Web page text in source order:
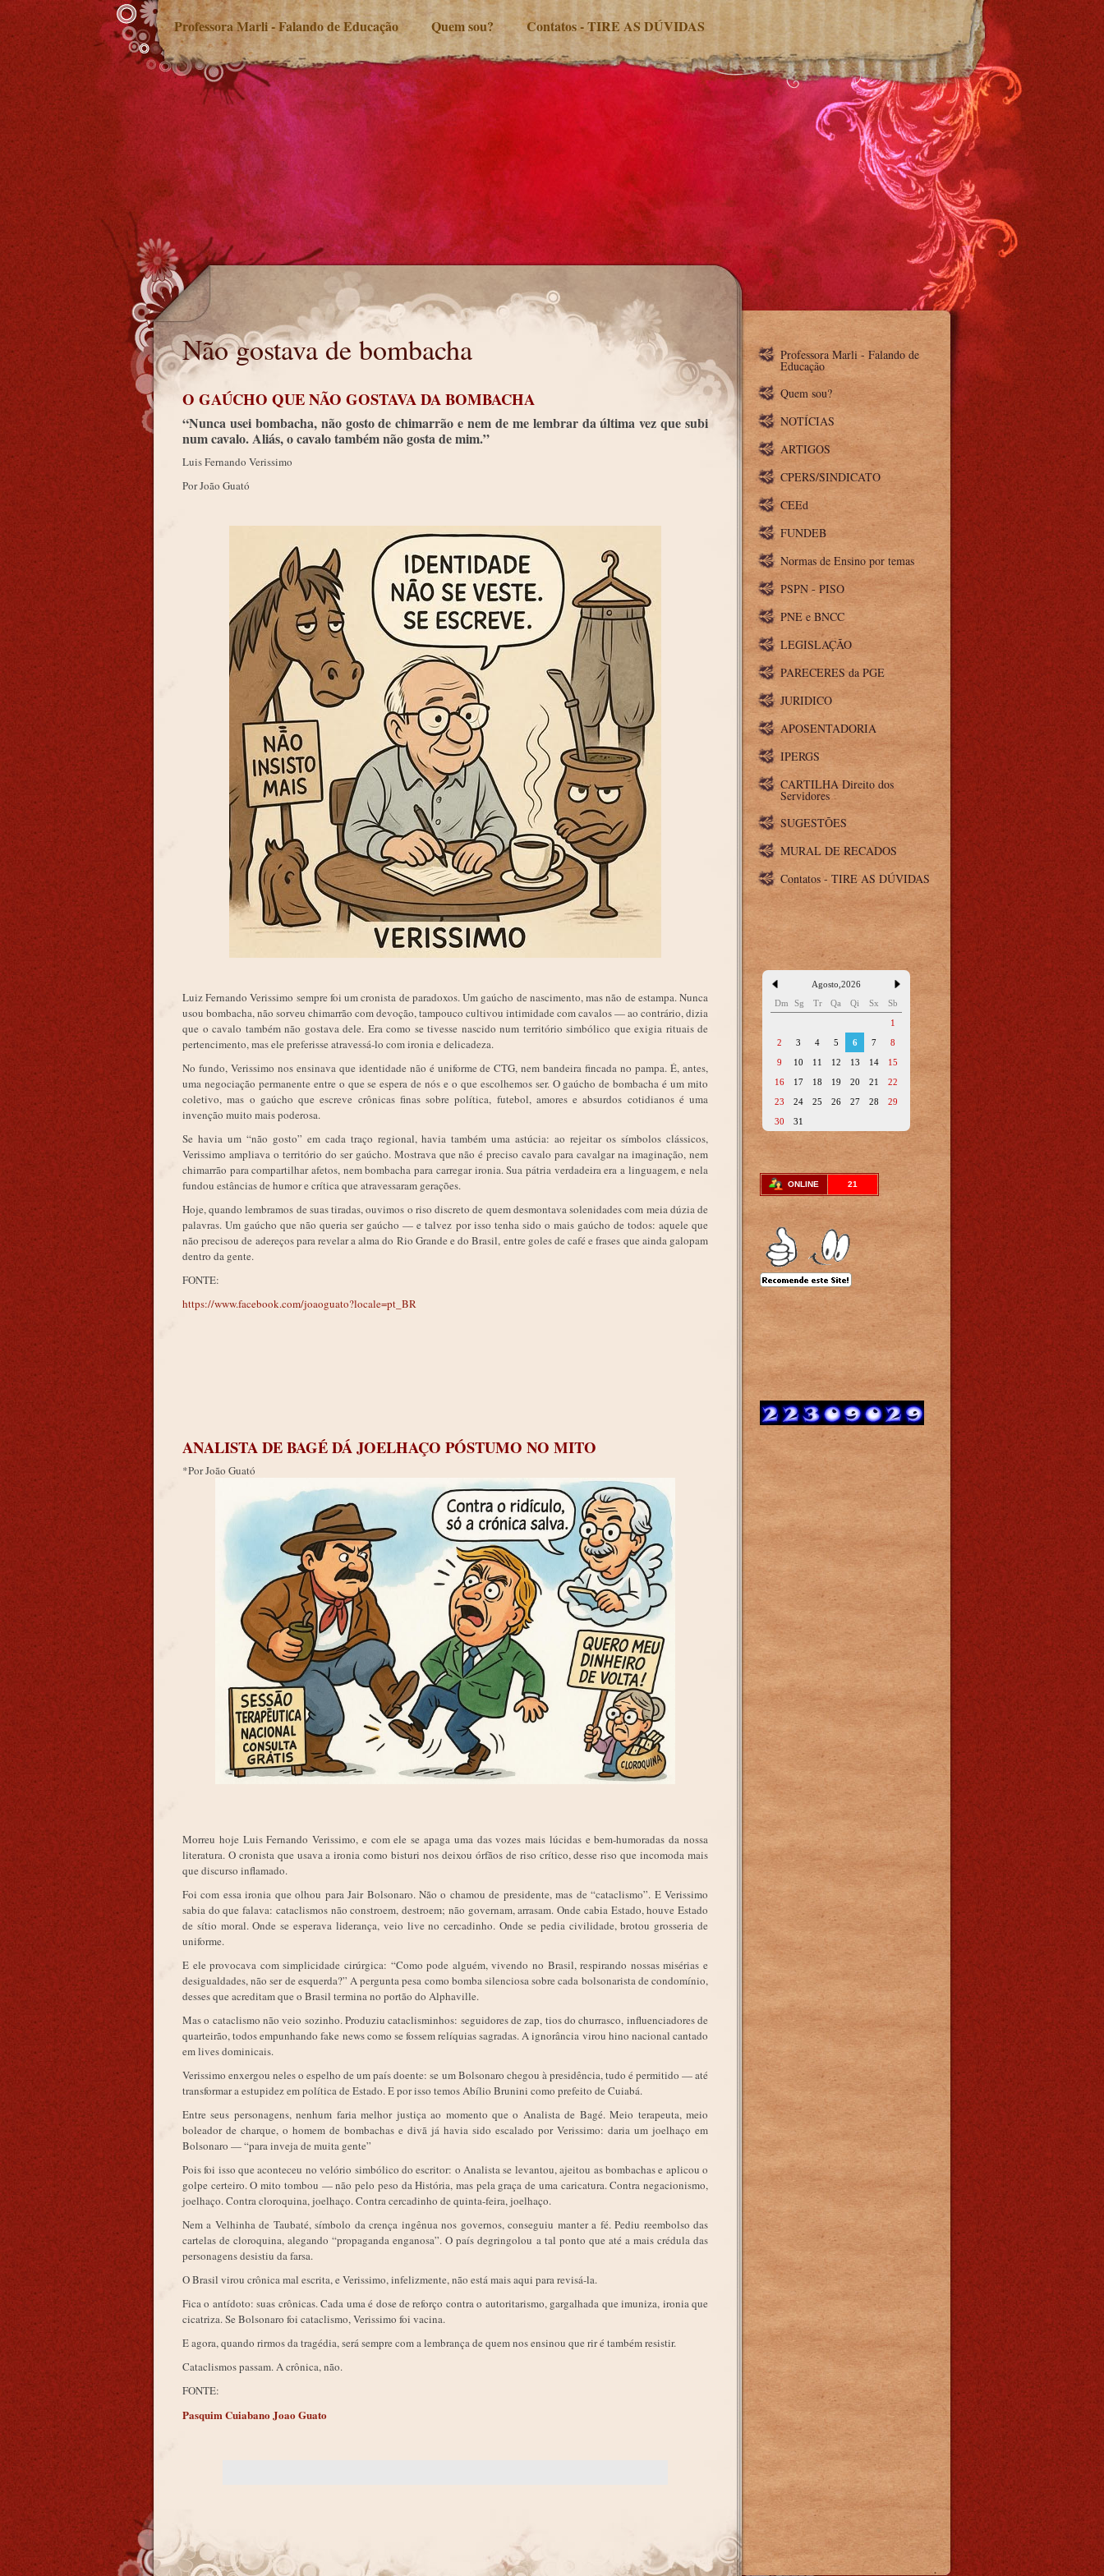
Professora Marli - Falando de Educação Quem sou? Contatos - TIRE AS DÚVIDAS
Não gostava de bombacha
Não gostava de bombacha
O GAÚCHO QUE NÃO GOSTAVA DA BOMBACHA
“Nunca usei bombacha, não gosto de chimarrão e nem de me lembrar da última vez que subi
num cavalo. Aliás, o cavalo também não gosta de mim.”
Luis Fernando Verissimo
Por João Guató
Luiz Fernando Verissimo sempre foi um cronista de paradoxos. Um gaúcho de nascimento, mas não de estampa. Nunca
usou bombacha, não sorveu chimarrão com devoção, tampouco cultivou intimidade com cavalos — ao contrário, dizia
que o cavalo também não gostava dele. Era como se tivesse nascido num território simbólico que exigia rituais de
pertencimento, mas ele preferisse atravessá-lo com ironia e delicadeza.
No fundo, Verissimo nos ensinava que identidade não é uniforme de CTG, nem bandeira fincada no pampa. É, antes,
uma negociação permanente entre o que se espera de nós e o que escolhemos ser. O gaúcho de bombacha é um mito
coletivo, mas o gaúcho que escreve crônicas finas sobre política, futebol, amores e absurdos cotidianos é uma
invenção muito mais poderosa.
Se havia um “não gosto” em cada traço regional, havia também uma astúcia: ao rejeitar os símbolos clássicos,
Verissimo ampliava o território do ser gaúcho. Mostrava que não é preciso cavalo para cavalgar na imaginação, nem
chimarrão para compartilhar afetos, nem bombacha para carregar ironia. Sua pátria verdadeira era a linguagem, e nela
fundou estâncias de humor e crítica que atravessaram gerações.
Hoje, quando lembramos de suas tiradas, ouvimos o riso discreto de quem desmontava solenidades com meia dúzia de
palavras. Um gaúcho que não queria ser gaúcho — e talvez por isso tenha sido o mais gaúcho de todos: aquele que
não precisou de adereços para revelar a alma do Rio Grande e do Brasil, entre goles de café e frases que ainda galopam
dentro da gente.
FONTE:
https://www.facebook.com/joaoguato?locale=pt_BR
ANALISTA DE BAGÉ DÁ JOELHAÇO PÓSTUMO NO MITO
*Por João Guató
Morreu hoje Luis Fernando Verissimo, e com ele se apaga uma das vozes mais lúcidas e bem-humoradas da nossa
literatura. O cronista que usava a ironia como bisturi nos deixou órfãos de riso crítico, desse riso que incomoda mais
que discurso inflamado.
Foi com essa ironia que olhou para Jair Bolsonaro. Não o chamou de presidente, mas de “cataclismo”. E Verissimo
sabia do que falava: cataclismos não constroem, destroem; não governam, arrasam. Onde cabia Estado, houve Estado
de sítio moral. Onde se esperava liderança, veio live no cercadinho. Onde se pedia civilidade, brotou grosseria de
uniforme.
E ele provocava com simplicidade cirúrgica: “Como pode alguém, vivendo no Brasil, respirando nossas misérias e
desigualdades, não ser de esquerda?” A pergunta pesa como bomba silenciosa sobre cada bolsonarista de condomínio,
desses que acreditam que o Brasil termina no portão do Alphaville.
Mas o cataclismo não veio sozinho. Produziu cataclisminhos: seguidores de zap, tios do churrasco, influenciadores de
quarteirão, todos empunhando fake news como se fossem relíquias sagradas. A ignorância virou hino nacional cantado
em lives dominicais.
Verissimo enxergou neles o espelho de um país doente: se um Bolsonaro chegou à presidência, tudo é permitido — até
transformar a estupidez em política de Estado. E por isso temos Abílio Brunini como prefeito de Cuiabá.
Entre seus personagens, nenhum faria melhor justiça ao momento que o Analista de Bagé. Meio terapeuta, meio
boleador de charque, o homem de bombachas e divã já havia sido escalado por Verissimo: daria um joelhaço em
Bolsonaro — “para inveja de muita gente”
Pois foi isso que aconteceu no velório simbólico do escritor: o Analista se levantou, ajeitou as bombachas e aplicou o
golpe certeiro. O mito tombou — não pelo peso da História, mas pela graça de uma caricatura. Contra negacionismo,
joelhaço. Contra cloroquina, joelhaço. Contra cercadinho de quinta-feira, joelhaço.
Nem a Velhinha de Taubaté, símbolo da crença ingênua nos governos, conseguiu manter a fé. Pediu reembolso das
cartelas de cloroquina, alegando “propaganda enganosa”. O país degringolou a tal ponto que até a mais crédula das
personagens desistiu da farsa.
O Brasil virou crônica mal escrita, e Verissimo, infelizmente, não está mais aqui para revisá-la.
Fica o antídoto: suas crônicas. Cada uma é dose de reforço contra o autoritarismo, gargalhada que imuniza, ironia que
cicatriza. Se Bolsonaro foi cataclismo, Verissimo foi vacina.
E agora, quando rirmos da tragédia, será sempre com a lembrança de quem nos ensinou que rir é também resistir.
Cataclismos passam. A crônica, não.
FONTE:
Pasquim Cuiabano Joao Guato
Professora Marli - Falando de
Educação
Quem sou?
NOTÍCIAS
ARTIGOS
CPERS/SINDICATO
CEEd
FUNDEB
Normas de Ensino por temas
PSPN - PISO
PNE e BNCC
LEGISLAÇÃO
PARECERES da PGE
JURIDICO
APOSENTADORIA
IPERGS
CARTILHA Direito dos
Servidores
SUGESTÕES
MURAL DE RECADOS
Contatos - TIRE AS DÚVIDAS
Agosto 2026
Dm
Sg Tr Qa Qi Sx
Sb
1
2
3 4 5 6 7
8
9
10 11 12 13 14
15
16
17 18 19 20 21
22
23
24 25 26 27 28
29
30
31
ONLINE 21